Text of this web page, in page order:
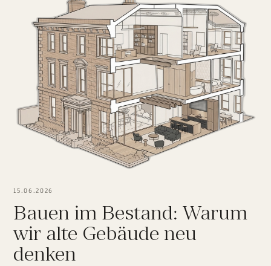
15.06.2026
Bauen im Bestand: Warum
wir alte Gebäude neu
denken